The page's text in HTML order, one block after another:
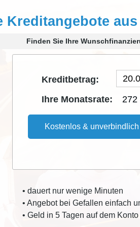
Kreditangebote aus
Finden Sie Ihre
Kreditbetrag:
Ihre Monatsrate:
272
Kostenlos &
• dauert nur wenige Minuten
• Angebot bei Gefallen einfach
• Geld in 5 Tagen auf dem